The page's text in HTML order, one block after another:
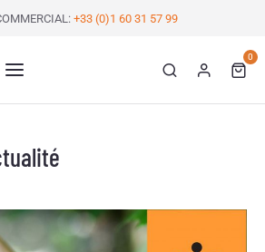
+33 (0)1 60 31 57 99
0